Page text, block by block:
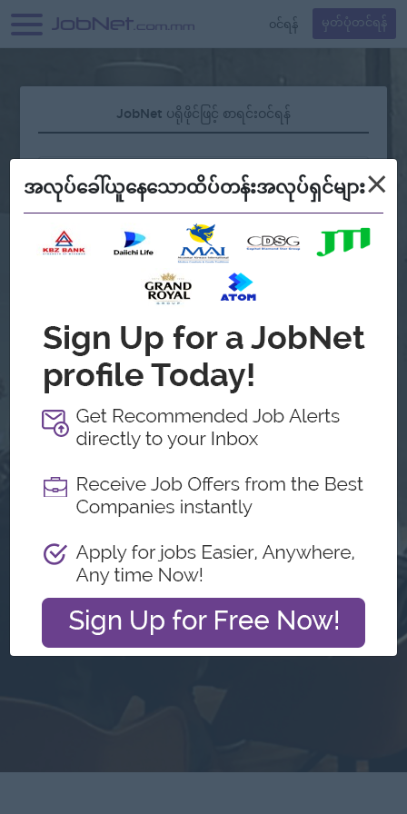
၀င်ရန် မှတ်ပုံတင်ရန်
JobNet ပရိုဖိုင်ဖြင့် စာရင်းဝင်ရန်
လျှို့ဝှက်နံပါတ် မေ့နေပါသလား?
Continue with Google
အကောင့်မရှိသေးဘူးလား?မှတ်ပုံတင်မယ်
အလုပ်ခေါ်ယူနေသောထိပ်တန်းအလုပ်ရှင်များ×